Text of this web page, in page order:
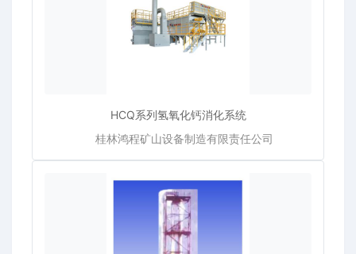
HCQ系列氢氧化钙消化系统
桂林鸿程矿山设备制造有限责任公司